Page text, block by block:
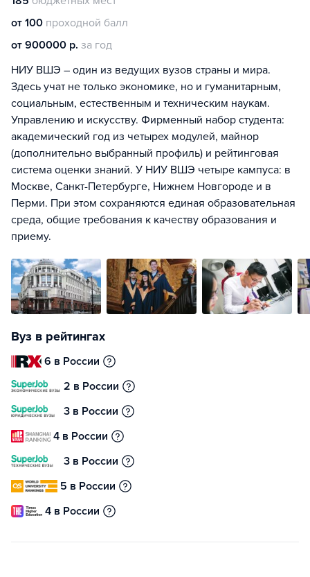
от 100 проходной балл
от 900000 р. за год
НИУ ВШЭ – один из ведущих вузов страны и мира.
Здесь учат не только экономике, но и гуманитарным,
социальным, естественным и техническим наукам.
Управлению и искусству. Фирменный набор студента:
академический год из четырех модулей, майнор
(дополнительно выбранный профиль) и рейтинговая
система оценки знаний. У НИУ ВШЭ четыре кампуса: в
Москве, Санкт-Петербурге, Нижнем Новгороде и в
Перми. При этом сохраняются единая образовательная
среда, общие требования к качеству образования и
приему.
Вуз в рейтингах
6 в России
2 в России
3 в России
4 в России
3 в России
5 в России
4 в России